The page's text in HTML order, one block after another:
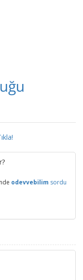
odevvebilim sordu